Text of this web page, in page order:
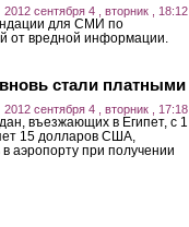
2012 сентября 4 , вторник , 18:12
для СМИ по
от вредной информации.
стали платными
2012 сентября 4 , вторник , 17:18
въезжающих в Египет, с 1
15 долларов США,
аэропорту при получении